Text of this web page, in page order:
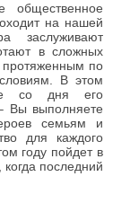
на нашей
заслуживают
в сложных
по
В этом
со дня его
Вы выполняете
семьям и
для каждого
году пойдет в
последний